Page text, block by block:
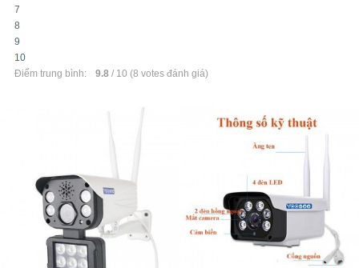
7
8
9
10
Điểm trung bình:
9.8/ 10 (8 votes đánh giá)